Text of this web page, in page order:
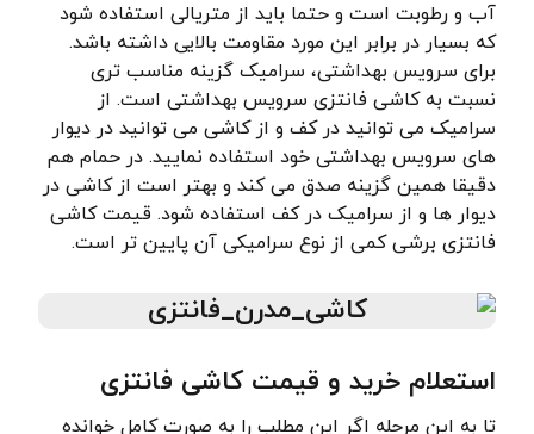
آب و رطوبت است و حتما باید از متریالی استفاده شود
که بسیار در برابر این مورد مقاومت بالایی داشته باشد.
برای سرویس بهداشتی، سرامیک گزینه مناسب تری
نسبت به کاشی فانتزی سرویس بهداشتی است. از
سرامیک می توانید در کف و از کاشی می توانید در دیوار
های سرویس بهداشتی خود استفاده نمایید. در حمام هم
دقیقا همین گزینه صدق می کند و بهتر است از کاشی در
دیوار ها و از سرامیک در کف استفاده شود. قیمت کاشی
فانتزی برشی کمی از نوع سرامیکی آن پایین تر است.
استعلام خرید و قیمت کاشی فانتزی
تا به این مرحله اگر این مطلب را به صورت کامل خوانده